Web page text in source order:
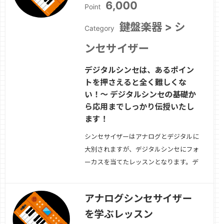
Point 6,000
Category
鍵盤楽器 > シ
ンセサイザー
デジタルシンセは、あるポイン
トを押さえると全く難しくな
い！〜 デジタルシンセの基礎か
ら応用までしっかり伝授いたし
ます！
シンセサイザーはアナログとデジタルに
大別されますが、デジタルシンセにフォ
ーカスを当てたレッスンとなります。デ
やりたいことが明確であれば、その目的
へは簡単に辿り着くことができます。ど
アナログシンセサイザー
を学ぶレッスン